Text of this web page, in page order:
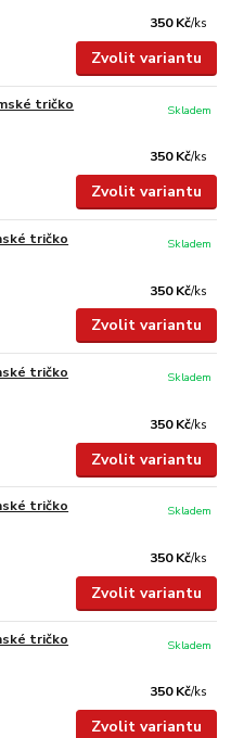
350 Kč/ks
Zvolit variantu
tričko
350 Kč/ks
Skladem
Zvolit variantu
tričko
350 Kč/ks
Skladem
Zvolit variantu
tričko
350 Kč/ks
Skladem
Zvolit variantu
tričko
350 Kč/ks
Skladem
Zvolit variantu
tričko
350 Kč/ks
Skladem
Zvolit variantu